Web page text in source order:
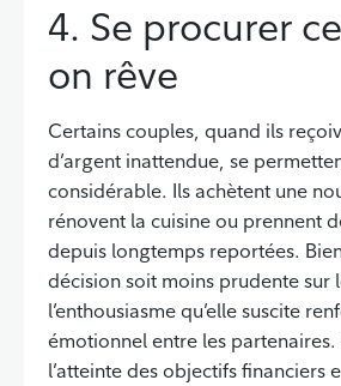
4. Se procurer
on rêve
Certains couples, quand ils
d’argent inattendue, se
considérable. Ils achètent une
rénovent la cuisine ou prennent
depuis longtemps reportées.
décision soit moins prudente sur
l’enthousiasme qu’elle suscite
émotionnel entre les partenaires.
l’atteinte des objectifs financiers